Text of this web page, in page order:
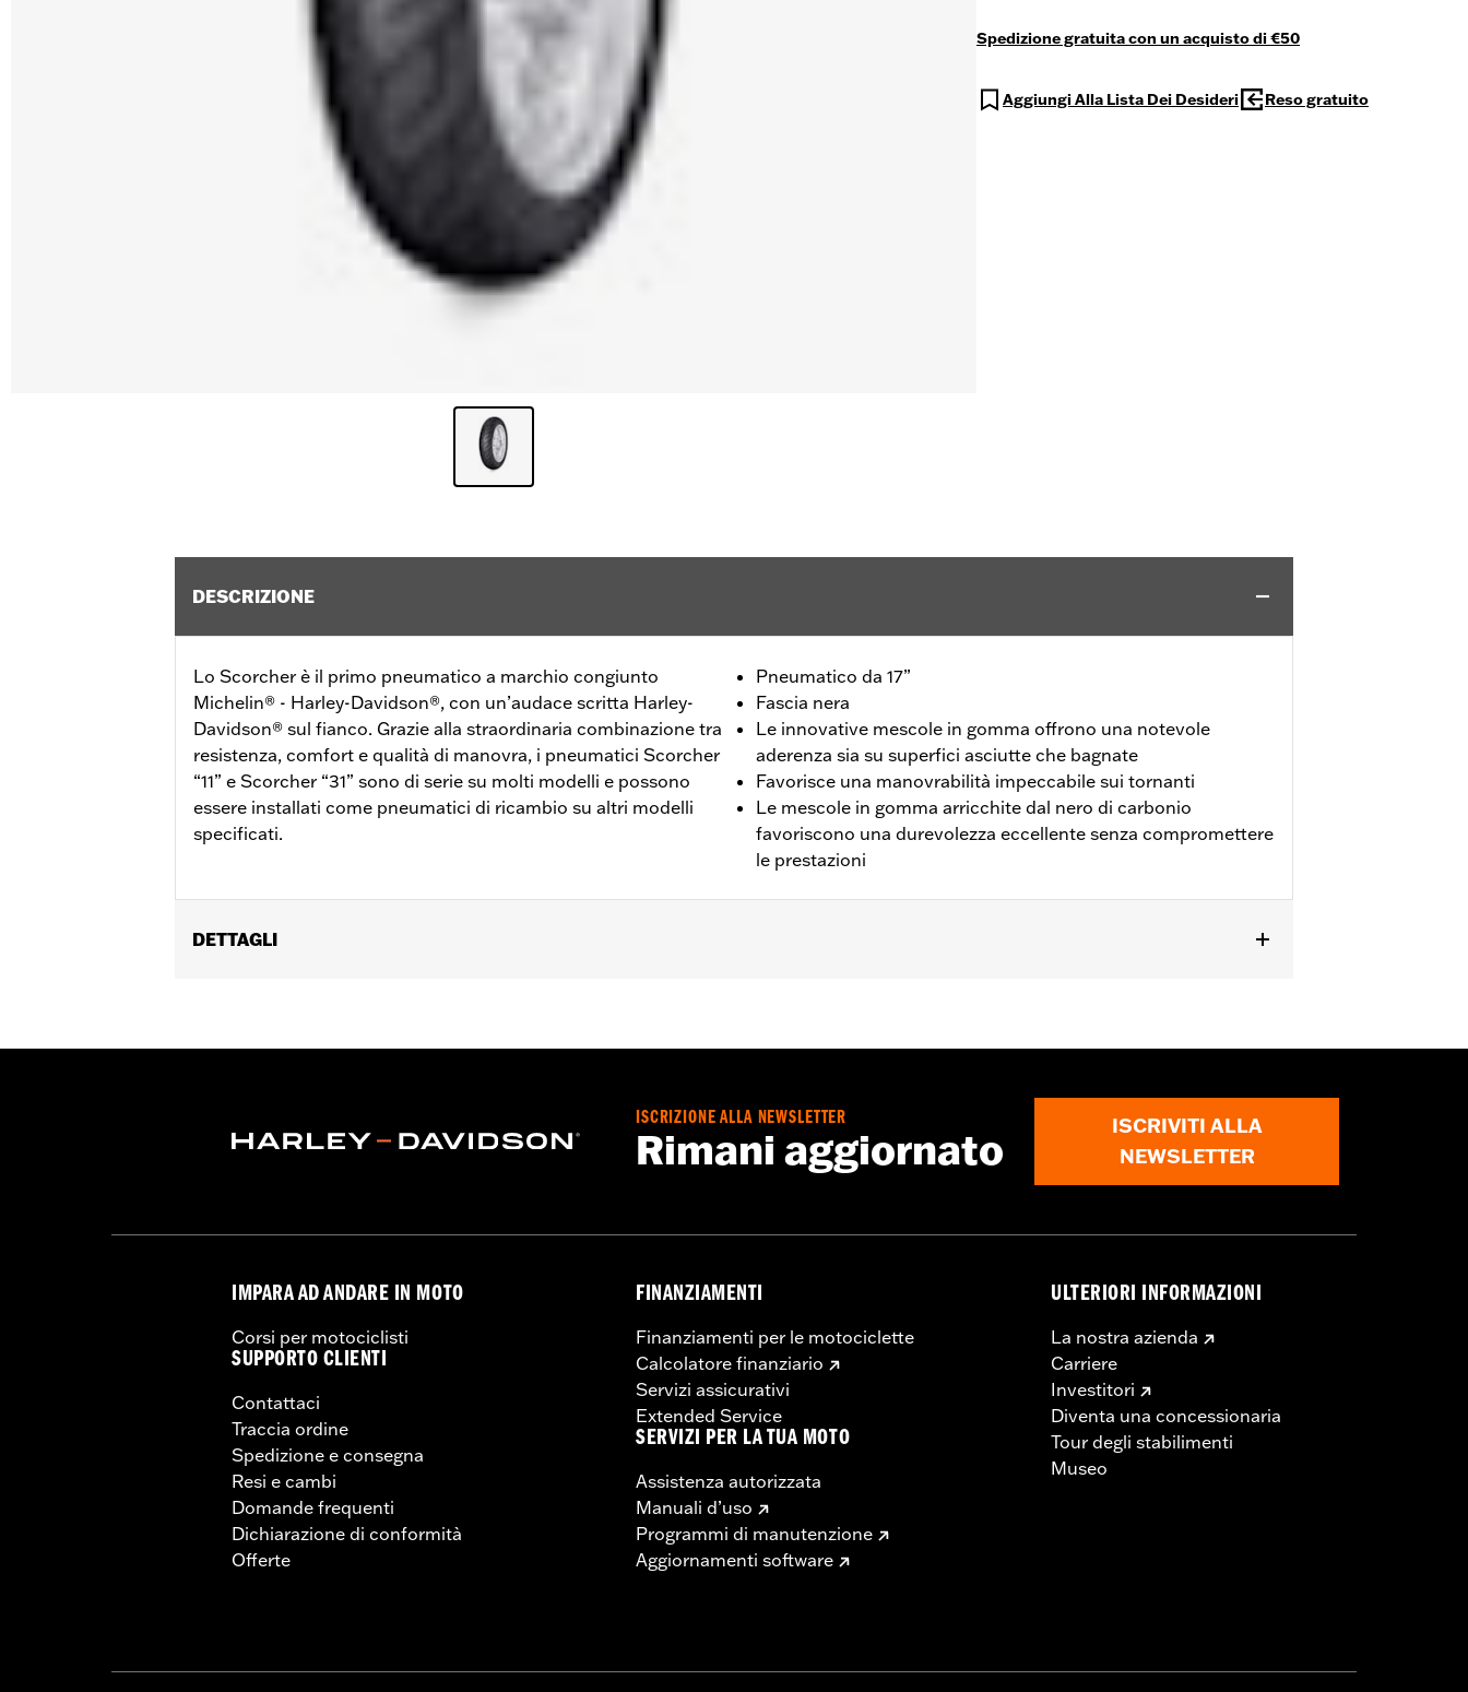
Spedizione gratuita con un acquisto di €50
Aggiungi Alla Lista Dei Desideri Reso gratuito
DESCRIZIONE
Lo Scorcher è il primo pneumatico a marchio congiunto
Michelin® - Harley-Davidson®, con un’audace scritta Harley-
Davidson® sul fianco. Grazie alla straordinaria combinazione tra
resistenza, comfort e qualità di manovra, i pneumatici Scorcher
“11” e Scorcher “31” sono di serie su molti modelli e possono
essere installati come pneumatici di ricambio su altri modelli
specificati.
Pneumatico da 17”
Fascia nera
Le innovative mescole in gomma offrono una notevole
aderenza sia su superfici asciutte che bagnate
Favorisce una manovrabilità impeccabile sui tornanti
Le mescole in gomma arricchite dal nero di carbonio
favoriscono una durevolezza eccellente senza compromettere
le prestazioni
DETTAGLI
Venduti singolarmente:Ciascuno
Dimensioni pneumatico: 160/70B17
Harley-Davidson® consiglia l’uso di camere d’aria e nastri per cerchi approvati Michelin® e Dunlop®.
ISCRIZIONE ALLA NEWSLETTER
Rimani aggiornato
ISCRIVITI ALLA
NEWSLETTER
IMPARA AD ANDARE IN MOTO
Corsi per motociclisti
SUPPORTO CLIENTI
Contattaci
Traccia ordine
Spedizione e consegna
Resi e cambi
Domande frequenti
Dichiarazione di conformità
Offerte
FINANZIAMENTI
Finanziamenti per le motociclette
Calcolatore finanziario
Servizi assicurativi
Extended Service
SERVIZI PER LA TUA MOTO
Assistenza autorizzata
Manuali d’uso
Programmi di manutenzione
Aggiornamenti software
ULTERIORI INFORMAZIONI
La nostra azienda
Carriere
Investitori
Diventa una concessionaria
Tour degli stabilimenti
Museo